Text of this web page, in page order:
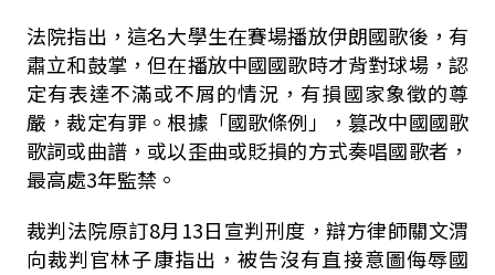
法院指出，這名大學生在賽場播放伊朗國歌後，有
肅立和鼓掌，但在播放中國國歌時才背對球場，認
定有表達不滿或不屑的情況，有損國家象徵的尊
嚴，裁定有罪。根據「國歌條例」，篡改中國國歌
歌詞或曲譜，或以歪曲或貶損的方式奏唱國歌者，
最高處3年監禁。
裁判法院原訂8月 13日宣判刑度，辯方律師關文渭
向裁判官林子康指出 ，被告沒有直接意圖侮辱國